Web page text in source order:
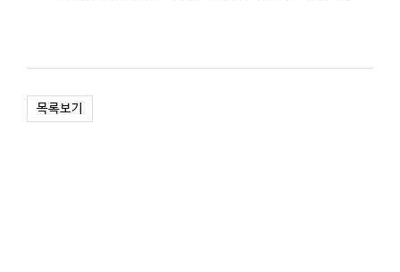
목록보기